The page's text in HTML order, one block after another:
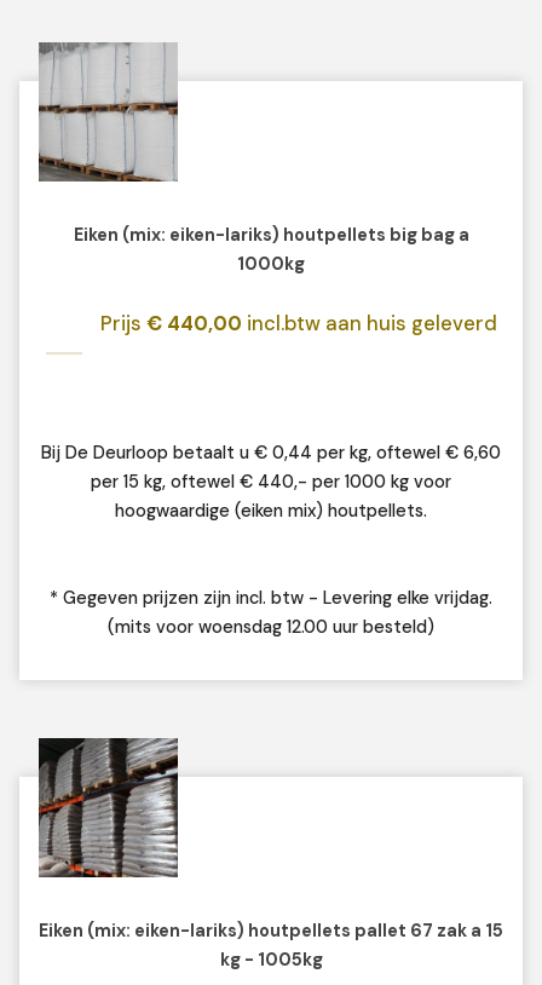
Eiken (mix: eiken-lariks) houtpellets big bag a
1000kg
Prijs € 440,00 incl.btw aan huis geleverd
Bij De Deurloop betaalt u € 0,44 per kg, oftewel € 6,60
per 15 kg, oftewel € 440,- per 1000 kg voor
hoogwaardige (eiken mix) houtpellets.
* Gegeven prijzen zijn incl. btw - Levering elke vrijdag.
(mits voor woensdag 12.00 uur besteld)
Eiken (mix: eiken-lariks) houtpellets pallet 67 zak a 15
kg - 1005kg